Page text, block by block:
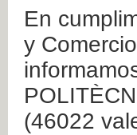
En
y
(46022